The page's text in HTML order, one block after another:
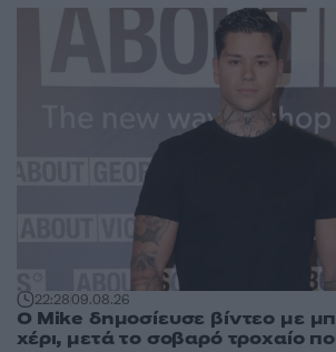
22:2809.08.26
O Mike δημοσίευσε βίντεο με
χέρι, μετά το σοβαρό τροχαίο